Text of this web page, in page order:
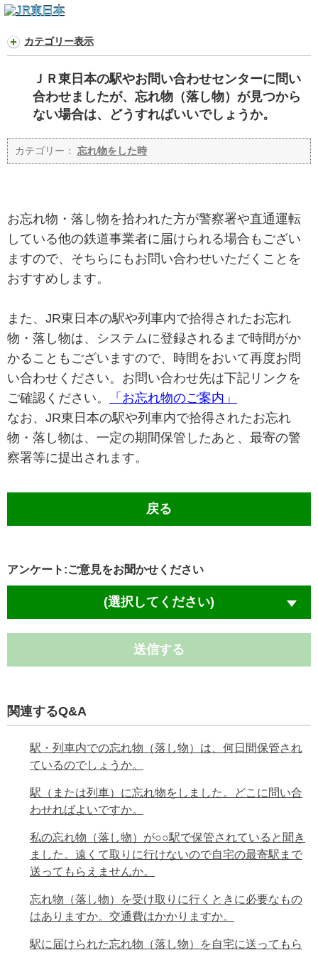
カテゴリー表示
ＪＲ東日本の駅やお問い合わせセンターに問い
合わせましたが、忘れ物（落し物）が見つから
ない場合は、どうすればいいでしょうか。
カテゴリー： 忘れ物をした時
お忘れ物・落し物を拾われた方が警察署や直通運転
している他の鉄道事業者に届けられる場合もござい
ますので、そちらにもお問い合わせいただくことを
おすすめします。
また、JR東日本の駅や列車内で拾得されたお忘れ
物・落し物は、システムに登録されるまで時間がか
かることもございますので、時間をおいて再度お問
い合わせください。お問い合わせ先は下記リンクを
ご確認ください。
「お忘れ物のご案内」
なお、JR東日本の駅や列車内で拾得されたお忘れ
物・落し物は、一定の期間保管したあと、最寄の警
察署等に提出されます。
戻る
アンケート:ご意見をお聞かせください
(選択してください)
送信する
関連するQ&A
駅・列車内での忘れ物（落し物）は、何日間保管され
ているのでしょうか。
駅（または列車）に忘れ物をしました。どこに問い合
わせればよいですか。
私の忘れ物（落し物）が○○駅で保管されていると聞き
ました。遠くて取りに行けないので自宅の最寄駅まで
送ってもらえませんか。
忘れ物（落し物）を受け取りに行くときに必要なもの
はありますか。交通費はかかりますか。
駅に届けられた忘れ物（落し物）を自宅に送ってもら